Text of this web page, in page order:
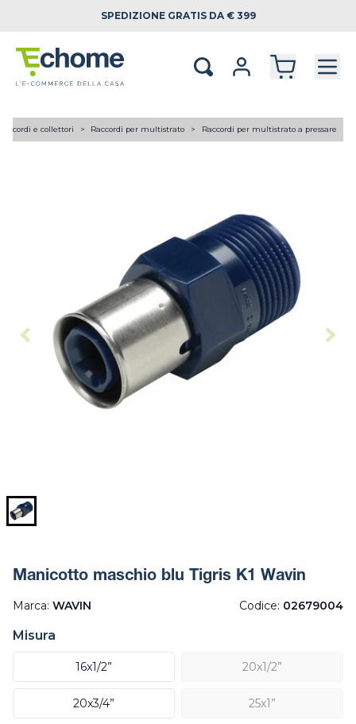
SPEDIZIONE GRATIS DA € 399
e collettori Raccordi per multistrato Raccordi per multistrato a pressare
Manicotto maschio blu Tigris K1 Wavin
Marca: WAVIN Codice: 02679004
Misura
16x1/2” 20x1/2”
20x3/4” 25x1”